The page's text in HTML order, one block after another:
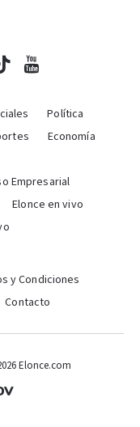
Política
Economía
Empresarial
Elonce en vivo
y Condiciones
Contacto
Elonce.com